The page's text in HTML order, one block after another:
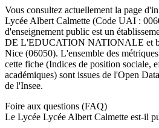
Vous consultez actuellement la page
Lycée Albert Calmette (Code UAI :
d'enseignement public est un
DE L'EDUCATION NATIONALE et
Nice (06050). L'ensemble des
cette fiche (Indices de position sociale,
académiques) sont issues de l'Open
de l'Insee.
Foire aux questions (FAQ)
Le Lycée Lycée Albert Calmette est-il